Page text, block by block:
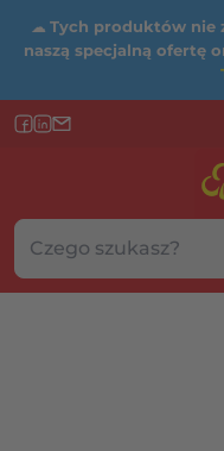
☁ Tych produktów nie
naszą specjalną ofertę
Szukaj w sklepie...
Wybierz kategorię